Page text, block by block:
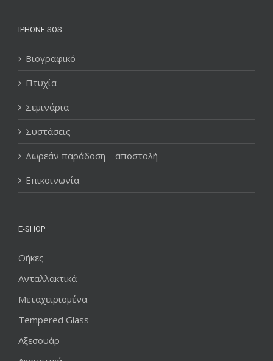
IPHONE SOS
Βιογραφικό
Πτυχία
Σεμινάρια
Συστάσεις
Δωρεάν παράδοση – αποστολή
Επικοινωνία
E-SHOP
Θήκες
Ανταλλακτικά
Μεταχειρισμένα
Tempered Glass
Αξεσουάρ